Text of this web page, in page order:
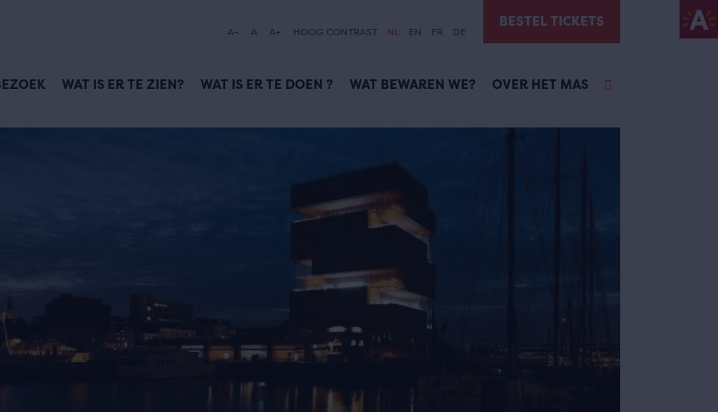
A- A A+ HOOG CONTRAST NL EN FR DE
BESTEL TICKETS
WAT IS ER TE ZIEN? WAT IS ER TE DOEN ? WAT BEWAREN WE? OVER HET MAS